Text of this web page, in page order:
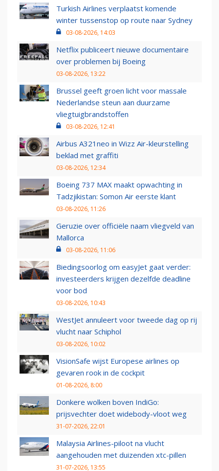
Turkish Airlines verplaatst komende
winter tussenstop op route naar Sydney
03-08-2026, 14:03
Netflix publiceert nieuwe documentaire
over problemen bij Boeing
03-08-2026, 13:22
Brussel geeft groen licht voor massale
Nederlandse steun aan duurzame
vliegtuigbrandstoffen
03-08-2026, 12:41
Airbus A321neo in Wizz Air-kleurstelling
beklad met graffiti
03-08-2026, 12:34
Boeing 737 MAX maakt opwachting in
Tadzjikistan: Somon Air eerste klant
03-08-2026, 11:26
Geruzie over officiële naam vliegveld van
Mallorca
03-08-2026, 11:06
Biedingsoorlog om easyJet gaat verder:
investeerders krijgen dezelfde deadline
voor bod
03-08-2026, 10:43
WestJet annuleert voor tweede dag op rij
vlucht naar Schiphol
03-08-2026, 10:02
VisionSafe wijst Europese airlines op
gevaren rook in de cockpit
01-08-2026, 8:00
Donkere wolken boven IndiGo:
prijsvechter doet widebody-vloot weg
31-07-2026, 22:01
Malaysia Airlines-piloot na vlucht
aangehouden met duizenden xtc-pillen
31-07-2026, 13:55